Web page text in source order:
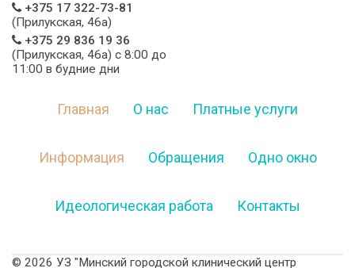
+375 17 322-73-81
(Прилукская, 46а)
+375 29 836 19 36
(Прилукская, 46а) c 8:00 до
11:00 в будние дни
Главная О нас Платные услуги
Информация Обращения Одно окно
Идеологическая работа Контакты
© 2026 УЗ "Минский городской клинический центр